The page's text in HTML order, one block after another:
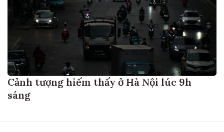
Cảnh tượng hiếm thấy ở Hà Nội lúc 9h
sáng